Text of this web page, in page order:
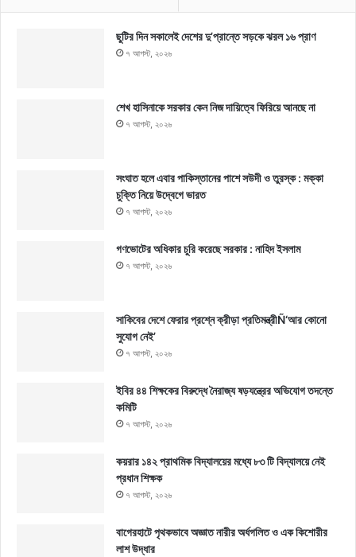
ছুটির দিন সকালেই দেশের দু’প্রান্তে সড়কে ঝরল ১৬ প্রাণ
৭ আগস্ট, ২০২৬
শেখ হাসিনাকে সরকার কেন নিজ দায়িত্বে ফিরিয়ে আনছে না
৭ আগস্ট, ২০২৬
সংঘাত হলে এবার পাকিস্তানের পাশে সউদী ও তুরস্ক : মক্কা
চুক্তি নিয়ে উদ্বেগে ভারত
৭ আগস্ট, ২০২৬
গণভোটের অধিকার চুরি করেছে সরকার : নাহিদ ইসলাম
৭ আগস্ট, ২০২৬
সাকিবের দেশে ফেরার প্রশ্নে ক্রীড়া প্রতিমন্ত্রীÑ‘আর কোনো
সুযোগ নেই’
৭ আগস্ট, ২০২৬
ইবির ৪৪ শিক্ষকের বিরুদ্ধে নৈরাজ্য ষড়যন্ত্রের অভিযোগ তদন্তে
কমিটি
৭ আগস্ট, ২০২৬
কয়রার ১৪২ প্রাথমিক বিদ্যালয়ের মধ্যে ৮৩ টি বিদ্যালয়ে নেই
প্রধান শিক্ষক
৭ আগস্ট, ২০২৬
বাগেরহাটে পৃথকভাবে অজ্ঞাত নারীর অর্ধগলিত ও এক কিশোরীর
লাশ উদ্ধার